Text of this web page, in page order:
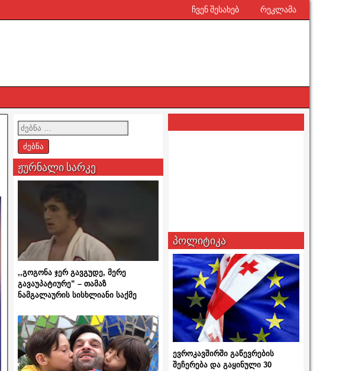
ჩვენ შესახებ რეკლამა
ჟურნალი სარკე
,,გოგონა ჯერ გავგუდე, მერე
გავაუპატიურე” – თამაზ
ნამგალაურის სისხლიანი საქმე
პოლიტიკა
ევროკავშირში გაწევრების
შეჩერება და გაყინული 30